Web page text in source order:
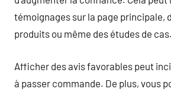
témoignages sur la page principale,
produits ou même des études de cas.
Afficher des avis favorables peut
à passer commande. De plus, vous